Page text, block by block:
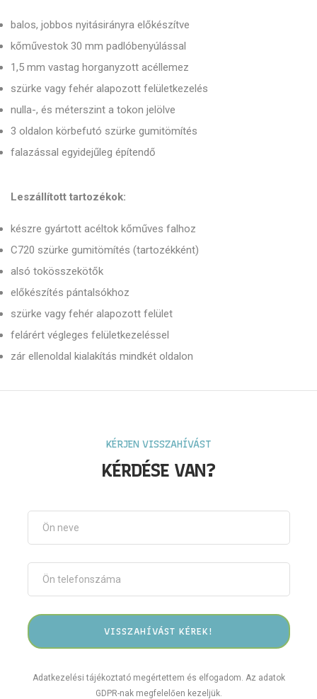
balos, jobbos nyitásirányra előkészítve
kőművestok 30 mm padlóbenyúlással
1,5 mm vastag horganyzott acéllemez
szürke vagy fehér alapozott felületkezelés
nulla-, és méterszint a tokon jelölve
3 oldalon körbefutó szürke gumitömítés
falazással egyidejűleg építendő
Leszállított tartozékok:
készre gyártott acéltok kőműves falhoz
C720 szürke gumitömítés (tartozékként)
alsó tokösszekötők
előkészítés pántalsókhoz
szürke vagy fehér alapozott felület
felárért végleges felületkezeléssel
zár ellenoldal kialakítás mindkét oldalon
KÉRJEN VISSZAHÍVÁST
KÉRDÉSE VAN?
Adatkezelési tájékoztató megértettem és elfogadom. Az adatok
GDPR-nak megfelelően kezeljük.